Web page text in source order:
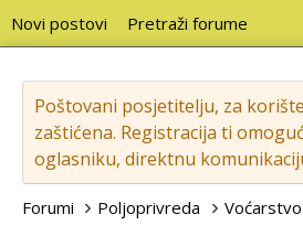
Novi postovi Pretraži forume
Poštovani posjetitelju, za
zaštićena. Registracija ti
oglasniku, direktnu
Forumi Poljoprivreda